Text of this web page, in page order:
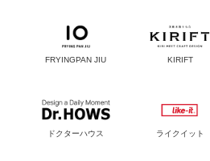
FRYINGPAN JIU KIRIFT
ドクターハウス ライクイット